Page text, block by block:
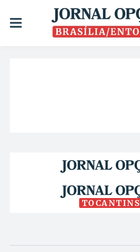
TOCANTINS